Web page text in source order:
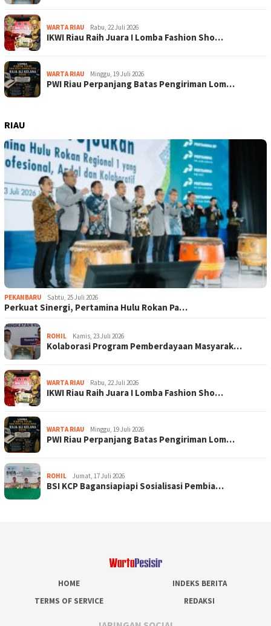
WARTA RIAU Rabu, 22 Juli 2026
IKWI Riau Raih Juara I Lomba Fashion Sho…
WARTA RIAU Minggu, 19 Juli 2026
PWI Riau Perpanjang Batas Pengiriman Lom…
RIAU
PEKANBARU Sabtu, 25 Juli 2026
Perkuat Sinergi, Pertamina Hulu Rokan Pa…
ROHIL Kamis, 23 Juli 2026
Kolaborasi Program Pemberdayaan Masyarak…
WARTA RIAU Rabu, 22 Juli 2026
IKWI Riau Raih Juara I Lomba Fashion Sho…
WARTA RIAU Minggu, 19 Juli 2026
PWI Riau Perpanjang Batas Pengiriman Lom…
ROHIL Jumat, 17 Juli 2026
BSI KCP Bagansiapiapi Sosialisasi Pembia…
HOME
INDEKS BERITA
TERMS OF SERVICE
REDAKSI